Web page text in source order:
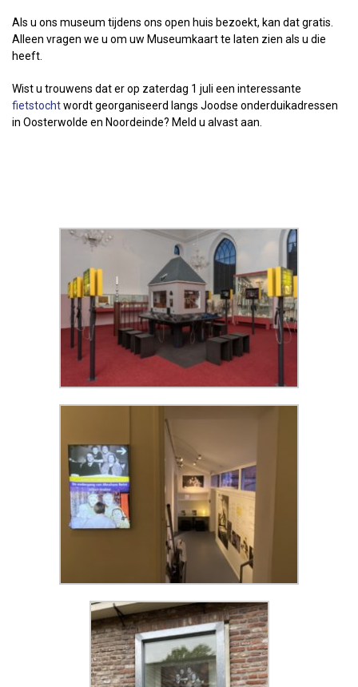
Als u ons museum tijdens ons open huis bezoekt, kan dat gratis.
Alleen vragen we u om uw Museumkaart te laten zien als u die
heeft.
Wist u trouwens dat er op zaterdag 1 juli een interessante
fietstochtwordt georganiseerd langs Joodse onderduikadressen
in Oosterwolde en Noordeinde? Meld u alvast aan.